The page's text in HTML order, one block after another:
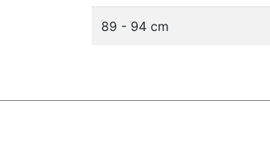
89 - 94 cm